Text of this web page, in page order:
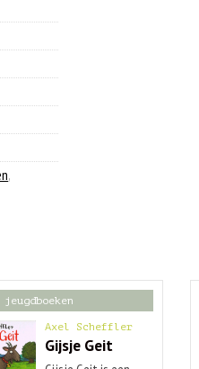
,
Axel Scheffler
Gijsje Geit